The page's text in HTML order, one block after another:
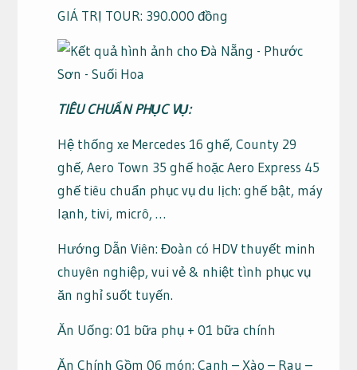
GIÁ TRỊ TOUR: 390.000 đồng
TIÊU CHUẨN PHỤC VỤ:
Hệ thống xe Mercedes 16 ghế, County 29
ghế, Aero Town 35 ghế hoặc Aero Express 45
ghế tiêu chuẩn phục vụ du lịch: ghế bật, máy
lạnh, tivi, micrô, …
Hướng Dẫn Viên: Đoàn có HDV thuyết minh
chuyên nghiệp, vui vẻ & nhiệt tình phục vụ
ăn nghỉ suốt tuyến.
Ăn Uống: 01 bữa phụ + 01 bữa chính
Ăn Chính Gồm 06 món: Canh – Xào – Rau –